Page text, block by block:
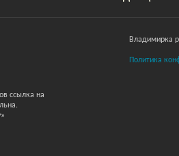
ссылка на
Владимирка
Политика